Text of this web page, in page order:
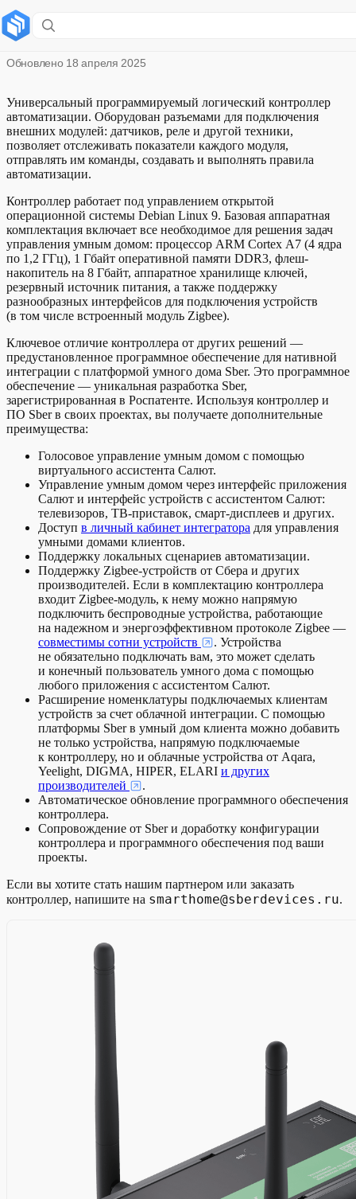
Контроллер умного дома Sber
Обновлено 18 апреля 2025
Универсальный программируемый логический контроллер
автоматизации. Оборудован разъемами для подключения
внешних модулей: датчиков, реле и другой техники,
позволяет отслеживать показатели каждого модуля,
отправлять им команды, создавать и выполнять правила
автоматизации.
Контроллер работает под управлением открытой
операционной системы Debian Linux 9. Базовая аппаратная
комплектация включает все необходимое для решения задач
управления умным домом: процессор ARM Cortex A7 (4 ядра
по 1,2 ГГц), 1 Гбайт оперативной памяти DDR3, флеш-
накопитель на 8 Гбайт, аппаратное хранилище ключей,
резервный источник питания, а также поддержку
разнообразных интерфейсов для подключения устройств
(в том числе встроенный модуль Zigbee).
Ключевое отличие контроллера от других решений —
предустановленное программное обеспечение для нативной
интеграции с платформой умного дома Sber. Это программное
обеспечение — уникальная разработка Sber,
зарегистрированная в Роспатенте. Используя контроллер и
ПО Sber в своих проектах, вы получаете дополнительные
преимущества:
Голосовое управление умным домом с помощью
виртуального ассистента Салют.
Управление умным домом через интерфейс приложения
Салют и интерфейс устройств с ассистентом Салют:
телевизоров, ТВ-приставок, смарт-дисплеев и других.
Доступ в личный кабинет интегратора для управления
умными домами клиентов.
Поддержку локальных сценариев автоматизации.
Поддержку Zigbee-устройств от Сбера и других
производителей. Если в комплектацию контроллера
входит Zigbee-модуль, к нему можно напрямую
подключить беспроводные устройства, работающие
на надежном и энергоэффективном протоколе Zigbee —
совместимы сотни устройств
. Устройства
не обязательно подключать вам, это может сделать
и конечный пользователь умного дома с помощью
любого приложения с ассистентом Салют.
Расширение номенклатуры подключаемых клиентам
устройств за счет облачной интеграции. С помощью
платформы Sber в умный дом клиента можно добавить
не только устройства, напрямую подключаемые
к контроллеру, но и облачные устройства от Aqara,
Yeelight, DIGMA, HIPER, ELARI и других
производителей
.
Автоматическое обновление программного обеспечения
контроллера.
Сопровождение от Sber и доработку конфигурации
контроллера и программного обеспечения под ваши
проекты.
Если вы хотите стать нашим партнером или заказать
контроллер, напишите на smarthome@sberdevices.ru.